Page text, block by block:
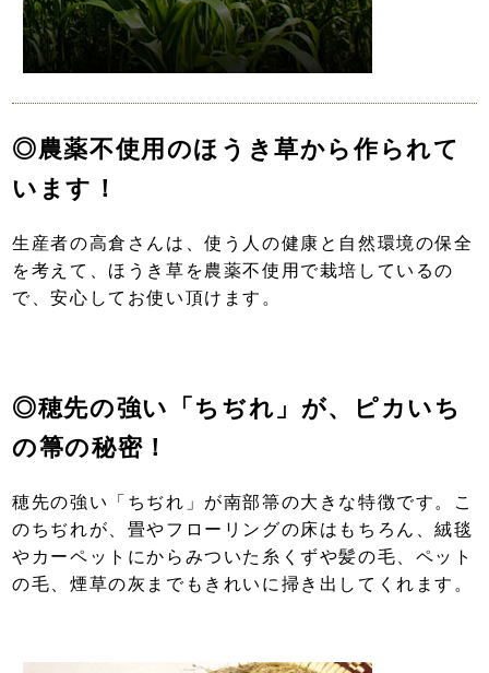
◎農薬不使用のほうき草から作られて
います！
生産者の高倉さんは、使う人の健康と自然環境の保全
を考えて、ほうき草を農薬不使用で栽培しているの
で、安心してお使い頂けます。
◎穂先の強い「ちぢれ」が、ピカいち
の箒の秘密！
穂先の強い「ちぢれ」が南部箒の大きな特徴です。こ
のちぢれが、畳やフローリングの床はもちろん、絨毯
やカーペットにからみついた糸くずや髪の毛、ペット
の毛、煙草の灰までもきれいに掃き出してくれます。